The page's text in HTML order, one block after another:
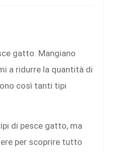
gatto. Mangiano
a ridurre la quantità di
così tanti tipi
di pesce gatto, ma
per scoprire tutto